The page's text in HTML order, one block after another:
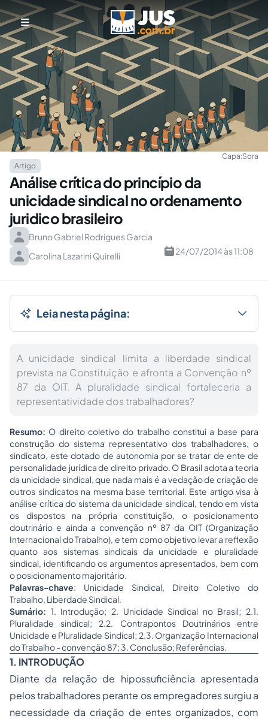
Capa:Sora
Artigo
Análise crítica do princípio da
unicidade sindical no ordenamento
juridico brasileiro
Bruno Gabriel Rodrigues Garcia
Carolina Lazarini Quirelli
24/07/2014 às 11:08
Leia nesta página:
A unicidade sindical limita a liberdade sindical
prevista na Constituição e afronta a Convenção nº
87 da OIT. A pluralidade sindical fortaleceria a
representatividade dos trabalhadores?
Resumo: O direito coletivo do trabalho constitui a base para
construção do sistema representativo dos trabalhadores, o
sindicato, este dotado de autonomia por se tratar de ente de
personalidade jurídica de direito privado. O Brasil adota a teoria
da unicidade sindical, que nada mais é a vedação de criação de
outros sindicatos na mesma base territorial. Este artigo visa à
análise crítica do sistema da unicidade sindical, tendo em vista
os dispostos na própria constituição, o posicionamento
doutrinário e ainda a convenção nº 87 da OIT (Organização
Internacional do Trabalho), e tem como objetivo levar a reflexão
quanto aos sistemas sindicais da unicidade e pluralidade
sindical, identificando os argumentos apresentados, bem com
o posicionamento majoritário.
Palavras-chave: Unicidade Sindical, Direito Coletivo do
Trabalho, Liberdade Sindical.
Sumário: 1. Introdução; 2. Unicidade Sindical no Brasil; 2.1.
Pluralidade sindical; 2.2. Contrapontos Doutrinários entre
Unicidade e Pluralidade Sindical; 2.3. Organização Internacional
do Trabalho - convenção 87; 3. Conclusão; Referências.
1. INTRODUÇÃO
Diante da relação de hipossuficiência apresentada
pelos trabalhadores perante os empregadores surgiu a
necessidade da criação de entes organizados, com